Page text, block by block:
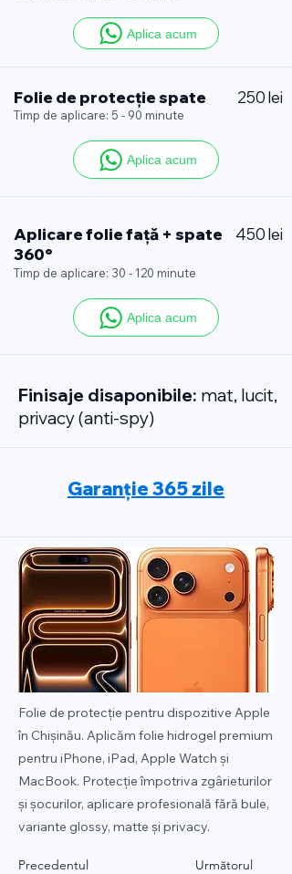
Aplica acum
Folie de protecție spate 250 lei
Timp de aplicare: 5 - 90 minute
Aplica acum
Aplicare folie față + spate
360°
450 lei
Timp de aplicare: 30 - 120 minute
Aplica acum
Finisaje disaponibile: mat, lucit,
privacy (anti-spy)
Garanție 365 zile
Folie de protecție pentru dispozitive Apple
în Chișinău. Aplicăm folie hidrogel premium
pentru iPhone, iPad, Apple Watch și
MacBook. Protecție împotriva zgârieturilor
și șocurilor, aplicare profesională fără bule,
variante glossy, matte și privacy.
Precedentul Următorul